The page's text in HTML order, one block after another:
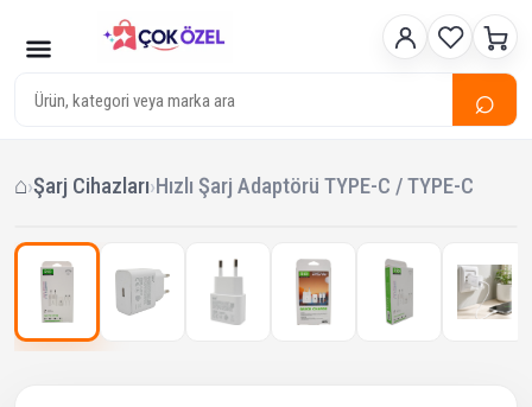
⌕
⌂›Şarj Cihazları›Hızlı Şarj Adaptörü TYPE-C / TYPE-C
Çok Satan
1 / 7